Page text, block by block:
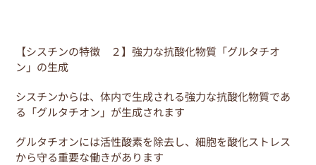
【シスチンの特徴 ２】強力な抗酸化物質「グルタチオ
ン」の生成
シスチンからは、体内で生成される強力な抗酸化物質であ
る「グルタチオン」が生成されます
グルタチオンには活性酸素を除去し、細胞を酸化ストレス
から守る重要な働きがあります